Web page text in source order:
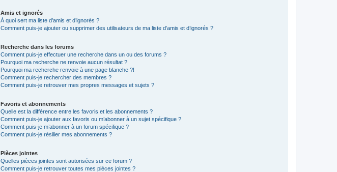
Amis et ignorés
À quoi sert ma liste d’amis et d’ignorés ?
Comment puis-je ajouter ou supprimer des utilisateurs de ma liste d’amis et d’ignorés ?
Recherche dans les forums
Comment puis-je effectuer une recherche dans un ou des forums ?
Pourquoi ma recherche ne renvoie aucun résultat ?
Pourquoi ma recherche renvoie à une page blanche ?!
Comment puis-je rechercher des membres ?
Comment puis-je retrouver mes propres messages et sujets ?
Favoris et abonnements
Quelle est la différence entre les favoris et les abonnements ?
Comment puis-je ajouter aux favoris ou m’abonner à un sujet spécifique ?
Comment puis-je m’abonner à un forum spécifique ?
Comment puis-je résilier mes abonnements ?
Pièces jointes
Quelles pièces jointes sont autorisées sur ce forum ?
Comment puis-je retrouver toutes mes pièces jointes ?